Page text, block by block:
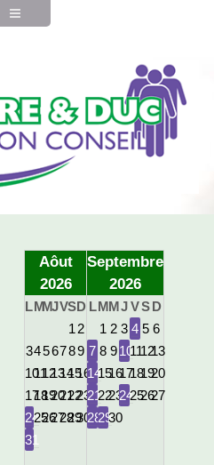
Aôut
2026
LMMJVSD
1 2
3456789
10111213141516
17181920212223
24252627282930
31
Septembre
2026
LMMJVSD
1 2 3 4 5 6
7 8 910111213
14151617181920
21222324252627
282930